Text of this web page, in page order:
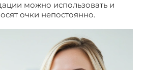
можно использовать и
очки непостоянно.